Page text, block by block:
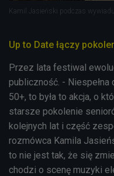
Kamil Jasieński podczas
Up to Date łączy
Przez lata festiwal
publiczność. -
50+, to była to akcja, o
starsze pokolenie
kolejnych lat i część
rozmówca Kamila
to nie jest tak, że się
chodzi o scenę muzyki